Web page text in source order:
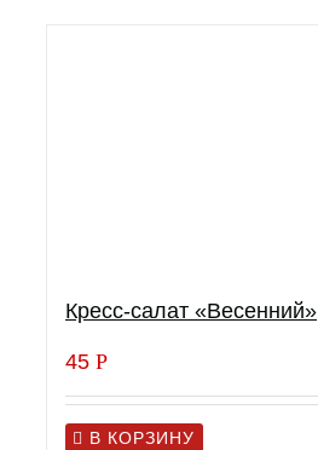
Кресс-салат «Весенний»
45 Р
В КОРЗИНУ